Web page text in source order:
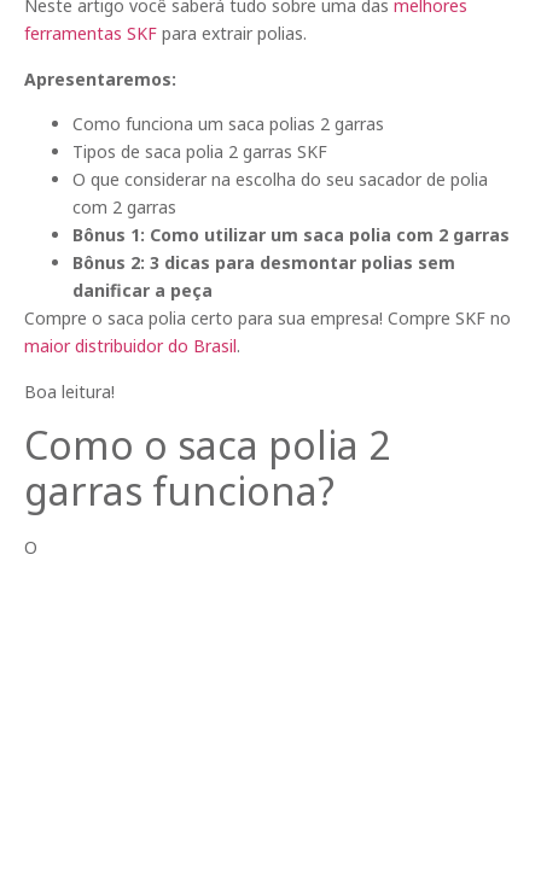
Neste artigo você saberá tudo sobre uma das melhores
ferramentas SKF para extrair polias.
Apresentaremos:
Como funciona um saca polias 2 garras
Tipos de saca polia 2 garras SKF
O que considerar na escolha do seu sacador de polia
com 2 garras
Bônus 1: Como utilizar um saca polia com 2 garras
Bônus 2: 3 dicas para desmontar polias sem
danificar a peça
Compre o saca polia certo para sua empresa! Compre SKF no
maior distribuidor do Brasil.
Boa leitura!
Como o saca polia 2
garras funciona?
O